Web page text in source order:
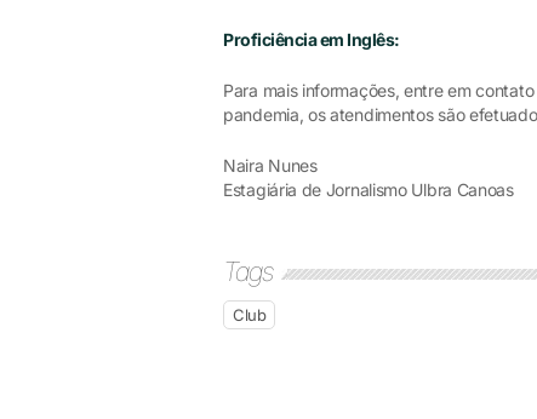
Proficiência em Inglês:
Para mais informações, entre em
pandemia, os atendimentos são
Naira Nunes
Estagiária de Jornalismo Ulbra Canoas
Tags
Club